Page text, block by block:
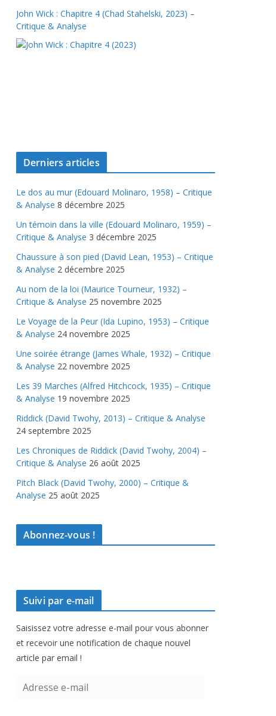
John Wick : Chapitre 4 (Chad Stahelski, 2023) –
Critique & Analyse
Derniers articles
Le dos au mur (Edouard Molinaro, 1958) – Critique
& Analyse 8 décembre 2025
Un témoin dans la ville (Edouard Molinaro, 1959) –
Critique & Analyse 3 décembre 2025
Chaussure à son pied (David Lean, 1953) – Critique
& Analyse 2 décembre 2025
Au nom de la loi (Maurice Tourneur, 1932) –
Critique & Analyse 25 novembre 2025
Le Voyage de la Peur (Ida Lupino, 1953) – Critique
& Analyse 24 novembre 2025
Une soirée étrange (James Whale, 1932) – Critique
& Analyse 22 novembre 2025
Les 39 Marches (Alfred Hitchcock, 1935) – Critique
& Analyse 19 novembre 2025
Riddick (David Twohy, 2013) – Critique & Analyse
24 septembre 2025
Les Chroniques de Riddick (David Twohy, 2004) –
Critique & Analyse 26 août 2025
Pitch Black (David Twohy, 2000) – Critique &
Analyse 25 août 2025
Abonnez-vous !
Suivi par e-mail
Saisissez votre adresse e-mail pour vous abonner
et recevoir une notification de chaque nouvel
article par email !